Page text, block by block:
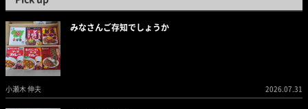
みなさんご存知でしょうか
小瀬木 伸夫 2026.07.31